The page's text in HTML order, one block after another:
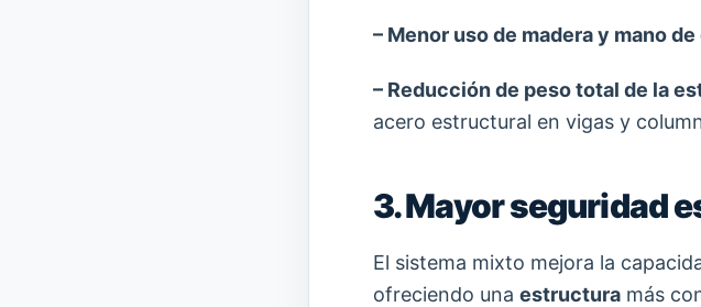
– Menor uso de madera y mano de
– Reducción de peso total de la
acero estructural en vigas y
3. Mayor seguridad
El sistema mixto mejora la
ofreciendo una estructura más